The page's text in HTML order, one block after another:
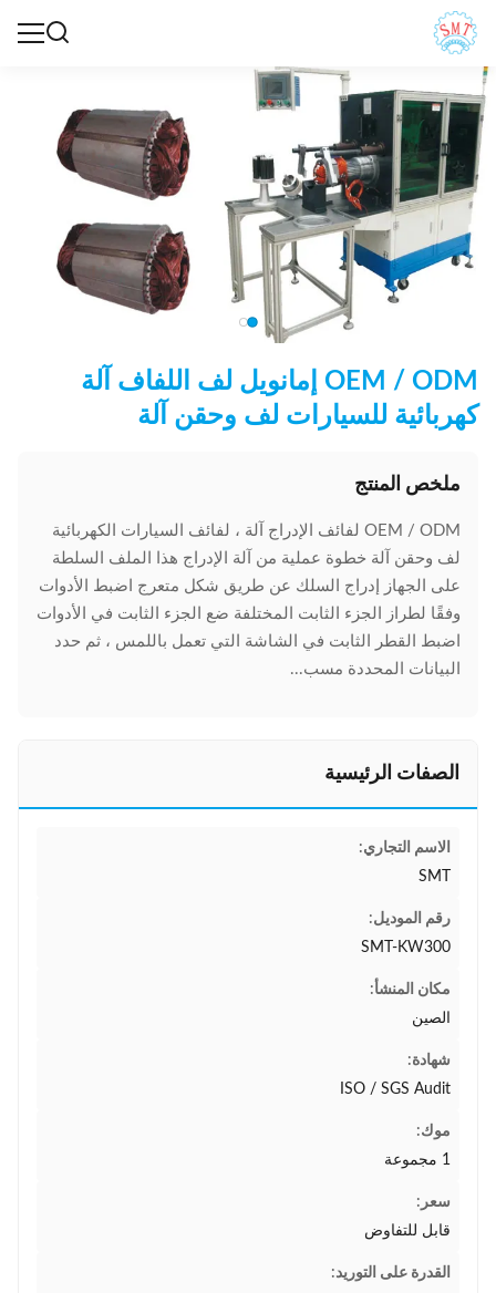
OEM / ODM إمانويل لف اللفاف آلة
كهربائية للسيارات لف وحقن آلة
ملخص المنتج
OEM / ODM لفائف الإدراج آلة ، لفائف السيارات الكهربائية
لف وحقن آلة خطوة عملية من آلة الإدراج هذا الملف السلطة
على الجهاز إدراج السلك عن طريق شكل متعرج اضبط الأدوات
وفقًا لطراز الجزء الثابت المختلفة ضع الجزء الثابت في الأدوات
اضبط القطر الثابت في الشاشة التي تعمل باللمس ، ثم حدد
البيانات المحددة مسب...
الصفات الرئيسية
الاسم التجاري:
SMT
رقم الموديل:
SMT-KW300
مكان المنشأ:
الصين
شهادة:
ISO / SGS Audit
موك:
1 مجموعة
سعر:
قابل للتفاوض
القدرة على التوريد: